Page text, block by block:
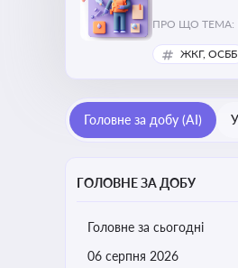
ПРО ЩО ТЕМА:
ЖКГ, ОСББ
Головне за добу (AI)
ГОЛОВНЕ ЗА ДОБУ
Головне за сьогодні
06 серпня 2026